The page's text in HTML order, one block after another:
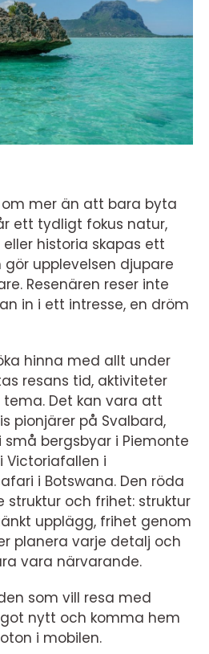
mer än att bara byta
ett tydligt fokus natur,
historia skapas ett
upplevelsen djupare
Resenären reser inte
in i ett intresse, en dröm
hinna med allt under
resans tid, aktiviteter
Det kan vara att
pionjärer på Svalbard,
bergsbyar i Piemonte
Victoriafallen i
i Botswana. Den röda
struktur och frihet: struktur
upplägg, frihet genom
planera varje detalj och
vara närvarande.
som vill resa med
nytt och komma hem
i mobilen.